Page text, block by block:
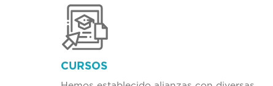
CURSOS